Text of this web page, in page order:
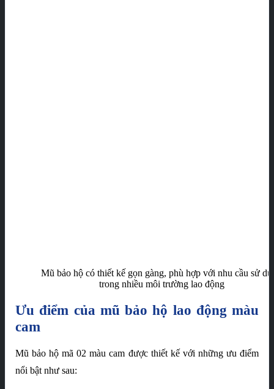
Mũ bảo hộ có thiết kế gọn gàng, phù hợp với nhu cầu sử
trong nhiều môi trường lao động
Ưu điểm của mũ bảo hộ lao động màu
cam
Mũ bảo hộ mã 02 màu cam được thiết kế với những ưu điểm
nổi bật như sau: